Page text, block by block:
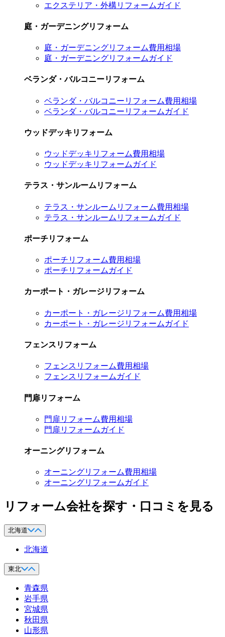
エクステリア・外構リフォームガイド
庭・ガーデニングリフォーム
庭・ガーデニングリフォーム費用相場
庭・ガーデニングリフォームガイド
ベランダ・バルコニーリフォーム
ベランダ・バルコニーリフォーム費用相場
ベランダ・バルコニーリフォームガイド
ウッドデッキリフォーム
ウッドデッキリフォーム費用相場
ウッドデッキリフォームガイド
テラス・サンルームリフォーム
テラス・サンルームリフォーム費用相場
テラス・サンルームリフォームガイド
ポーチリフォーム
ポーチリフォーム費用相場
ポーチリフォームガイド
カーポート・ガレージリフォーム
カーポート・ガレージリフォーム費用相場
カーポート・ガレージリフォームガイド
フェンスリフォーム
フェンスリフォーム費用相場
フェンスリフォームガイド
門扉リフォーム
門扉リフォーム費用相場
門扉リフォームガイド
オーニングリフォーム
オーニングリフォーム費用相場
オーニングリフォームガイド
リフォーム会社を探す・口コミを見る
北海道
北海道
東北
青森県
岩手県
宮城県
秋田県
山形県